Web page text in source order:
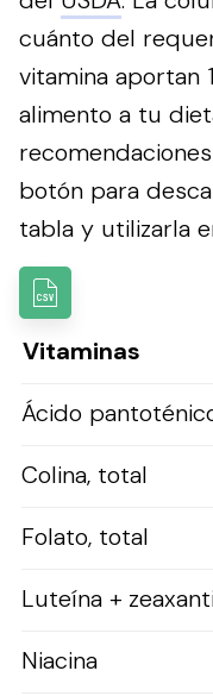
cuánto del
vitamina aportan
alimento a tu
botón para
tabla y utilizarla
Vitaminas
Ácido
Colina, total
Folato, total
Luteína +
Niacina